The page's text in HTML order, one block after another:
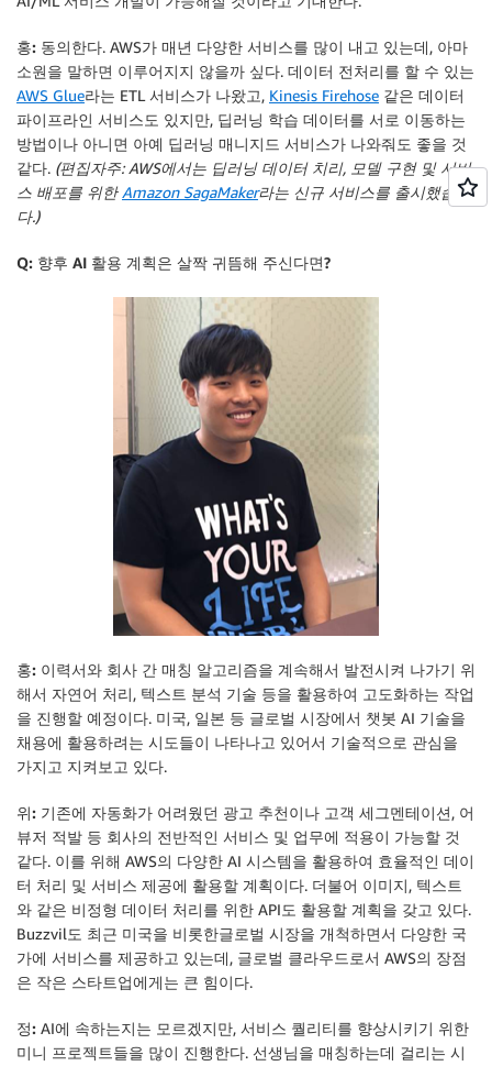
홍: 동의한다. AWS가 매년 다양한 서비스를 많이 내고 있는데, 아마
소원을 말하면 이루어지지 않을까 싶다. 데이터 전처리를 할 수 있는
AWS Glue라는 ETL 서비스가 나왔고, Kinesis Firehose 같은 데이터
파이프라인 서비스도 있지만, 딥러닝 학습 데이터를 서로 이동하는
방법이나 아니면 아예 딥러닝 매니지드 서비스가 나와줘도 좋을 것
같다. (편집자주: AWS에서는 딥러닝 데이터 치리, 모델 구현 및 서비
스 배포를 위한 Amazon SagaMaker라는 신규 서비스를 출시했습니
다.)
Q: 향후 AI 활용 계획은 살짝 귀뜸해 주신다면?
홍: 이력서와 회사 간 매칭 알고리즘을 계속해서 발전시켜 나가기 위
해서 자연어 처리, 텍스트 분석 기술 등을 활용하여 고도화하는 작업
을 진행할 예정이다. 미국, 일본 등 글로벌 시장에서 챗봇 AI 기술을
채용에 활용하려는 시도들이 나타나고 있어서 기술적으로 관심을
가지고 지켜보고 있다.
위: 기존에 자동화가 어려웠던 광고 추천이나 고객 세그멘테이션, 어
뷰저 적발 등 회사의 전반적인 서비스 및 업무에 적용이 가능할 것
같다. 이를 위해 AWS의 다양한 AI 시스템을 활용하여 효율적인 데이
터 처리 및 서비스 제공에 활용할 계획이다. 더불어 이미지, 텍스트
와 같은 비정형 데이터 처리를 위한 API도 활용할 계획을 갖고 있다.
Buzzvil도 최근 미국을 비롯한글로벌 시장을 개척하면서 다양한 국
가에 서비스를 제공하고 있는데, 글로벌 클라우드로서 AWS의 장점
은 작은 스타트업에게는 큰 힘이다.
정: AI에 속하는지는 모르겠지만, 서비스 퀄리티를 향상시키기 위한
미니 프로젝트들을 많이 진행한다. 선생님을 매칭하는데 걸리는 시